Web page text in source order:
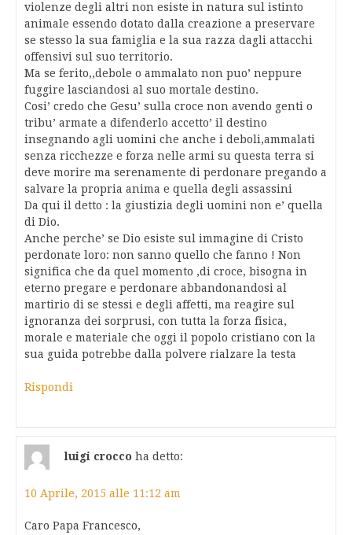
violenze degli altri non esiste in natura sul istinto
animale essendo dotato dalla creazione a preservare
se stesso la sua famiglia e la sua razza dagli attacchi
offensivi sul suo territorio.
Ma se ferito,,debole o ammalato non puo’ neppure
fuggire lasciandosi al suo mortale destino.
Cosi’ credo che Gesu’ sulla croce non avendo genti o
tribu’ armate a difenderlo accetto’ il destino
insegnando agli uomini che anche i deboli,ammalati
senza ricchezze e forza nelle armi su questa terra si
deve morire ma serenamente di perdonare pregando a
salvare la propria anima e quella degli assassini
Da qui il detto : la giustizia degli uomini non e’ quella
di Dio.
Anche perche’ se Dio esiste sul immagine di Cristo
perdonate loro: non sanno quello che fanno ! Non
significa che da quel momento ,di croce, bisogna in
eterno pregare e perdonare abbandonandosi al
martirio di se stessi e degli affetti, ma reagire sul
ignoranza dei sorprusi, con tutta la forza fisica,
morale e materiale che oggi il popolo cristiano con la
sua guida potrebbe dalla polvere rialzare la testa
Rispondi
luigi crocco ha detto:
10 Aprile, 2015 alle 11:12 am
Caro Papa Francesco,